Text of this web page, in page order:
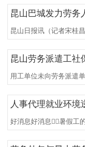
昆山巴城发力劳务
昆山日报讯（记者宋桂
昆山劳务派遣工社
用工单位未向劳务派遣
人事代理就业环境
好消息好消息暑假工